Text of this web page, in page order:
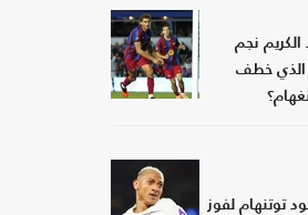
نجم
الذي خطف
توتنهام لفوز